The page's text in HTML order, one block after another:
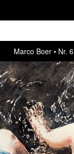
Marco Boer Nr. 6